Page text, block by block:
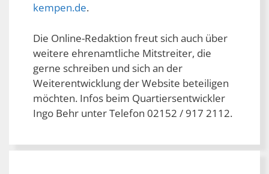
kempen.de.
Die Online-Redaktion freut sich auch über
weitere ehrenamtliche Mitstreiter, die
gerne schreiben und sich an der
Weiterentwicklung der Website beteiligen
möchten. Infos beim Quartiersentwickler
Ingo Behr unter Telefon 02152 / 917 2112.